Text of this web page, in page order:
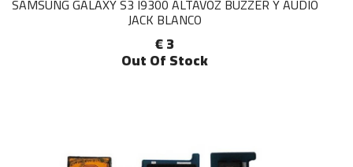
SAMSUNG GALAXY S3 I9300 ALTAVOZ BUZZER Y AUDIO
JACK BLANCO
€ 3
Out Of Stock